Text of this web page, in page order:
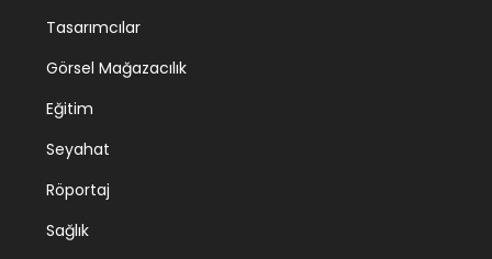
Tasarımcılar
Görsel Mağazacılık
Eğitim
Seyahat
Röportaj
Sağlık